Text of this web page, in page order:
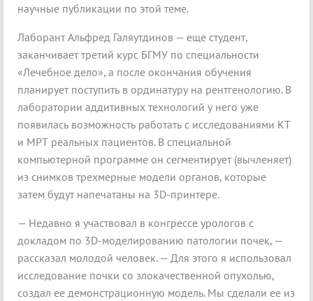
научные публикации по этой теме.
Лаборант Альфред Галяутдинов — еще студент,
заканчивает третий курс БГМУ по специальности
«Лечебное дело», а после окончания обучения
планирует поступить в ординатуру на рентгенологию. В
лаборатории аддитивных технологий у него уже
появилась возможность работать с исследованиями КТ
и МРТ реальных пациентов. В специальной
компьютерной программе он сегментирует (вычленяет)
из снимков трехмерные модели органов, которые
затем будут напечатаны на 3D-принтере.
— Недавно я участвовал в конгрессе урологов с
докладом по 3D-моделированию патологии почек, —
рассказал молодой человек. — Для этого я использовал
исследование почки со злокачественной опухолью,
создал ее демонстрационную модель. Мы сделали ее из